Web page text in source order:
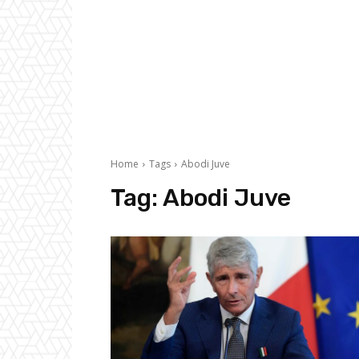
Home Tags Abodi Juve
Tag: Abodi Juve